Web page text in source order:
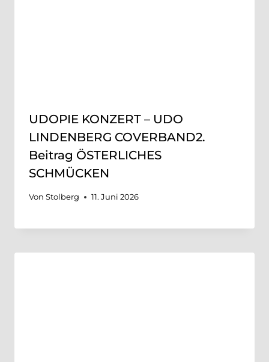
UDOPIE KONZERT – UDO
LINDENBERG COVERBAND2.
Beitrag ÖSTERLICHES
SCHMÜCKEN
Von Stolberg 11. Juni 2026